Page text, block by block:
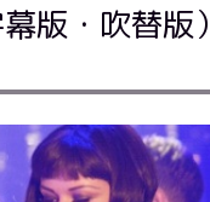
版・吹替版